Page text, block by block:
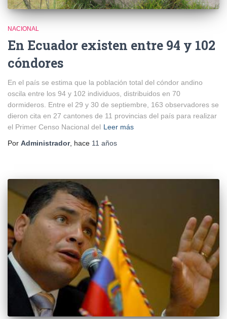
NACIONAL
En Ecuador existen entre 94 y 102
cóndores
En el país se estima que la población total del cóndor andino
oscila entre los 94 y 102 individuos, distribuidos en 70
dormideros. Entre el 29 y 30 de septiembre, 163 observadores se
dieron cita en 27 cantones de 11 provincias del país para realizar
el Primer Censo Nacional del Leer más
Por Administrador, hace 11 años